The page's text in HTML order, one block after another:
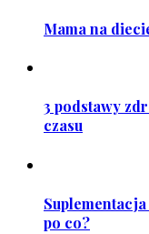
Mama na
3 podstawy
czasu
po co?